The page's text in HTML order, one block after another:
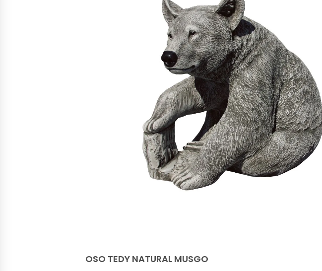
OSO TEDY NATURAL MUSGO